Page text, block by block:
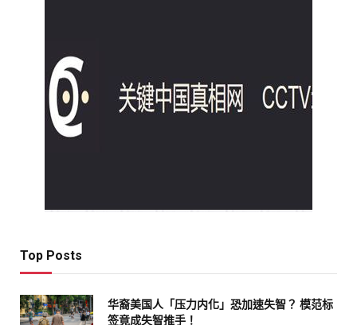
Top Posts
华裔美国人「压力内化」恐加速失智？ 模范标
签竟成失智推手！